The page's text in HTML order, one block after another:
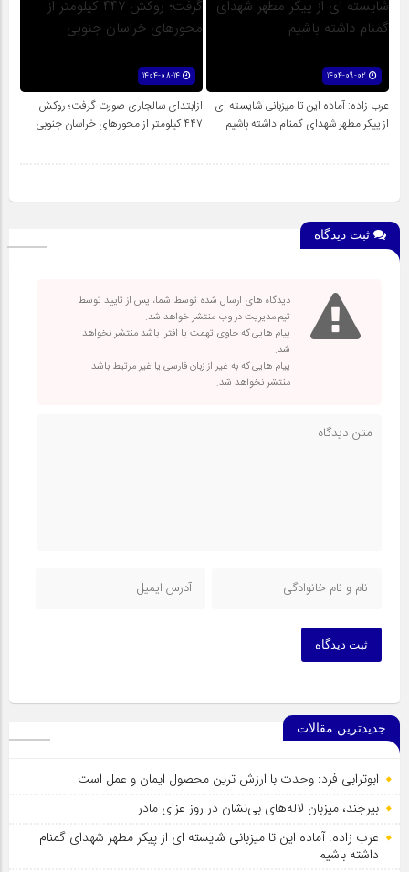
1404-09-02
عرب زاده: آماده این تا میزبانی شایسته ای
از پیکر مطهر شهدای گمنام داشته باشیم
ازابتدای سالجاری صورت گرفت؛ روکش
۴۴۷ کیلومتر از محورهای خراسان جنوبی
ثبت دیدگاه
دیدگاه های ارسال شده توسط شما، پس از تایید توسط
تیم مدیریت در وب منتشر خواهد شد.
پیام هایی که حاوی تهمت یا افترا باشد منتشر نخواهد
شد.
پیام هایی که به غیر از زبان فارسی یا غیر مرتبط باشد
منتشر نخواهد شد.
ثبت دیدگاه
جدیدترین مقالات
ابوترابی فرد: وحدت با ارزش ترین محصول ایمان و عمل است
بیرجند، میزبان لاله‌های بی‌نشان در روز عزای مادر
عرب زاده: آماده این تا میزبانی شایسته ای از پیکر مطهر شهدای گمنام
داشته باشیم